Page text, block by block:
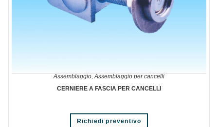
Assemblaggio,Assemblaggio per cancelli
CERNIERE A FASCIA PER CANCELLI
Richiedi preventivo